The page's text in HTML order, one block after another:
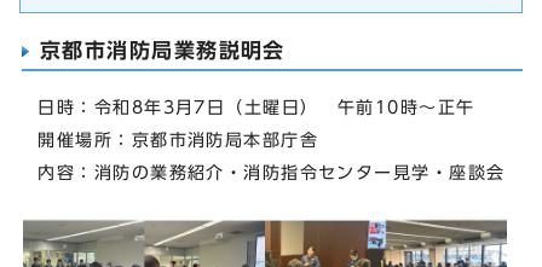
京都市消防局業務説明会
日時：令和8年3月7日（土曜日） 午前10時～正午
開催場所：京都市消防局本部庁舎
内容：消防の業務紹介・消防指令センター見学・座談会